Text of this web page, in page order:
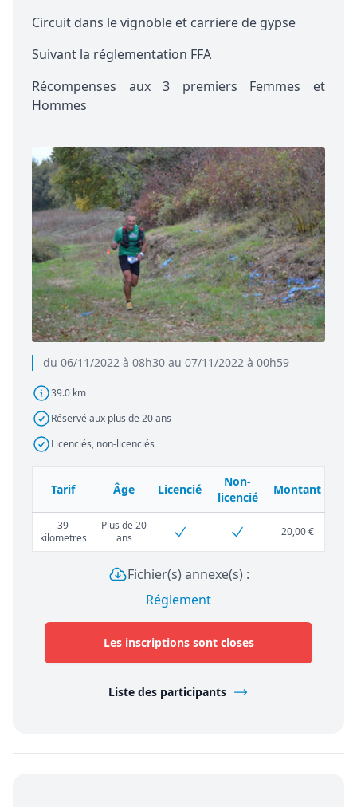
du 06/11/2022 à 08h30 au 07/11/2022 à 00h59
39.0 km
Réservé aux plus de 20 ans
Licenciés, non-licenciés
Circuit dans le vignoble et carriere de gypse
Suivant la réglementation FFA
Récompenses aux 3 premiers Femmes et
Hommes
Tarif Âge Licencié
Non-
licencié
Montant
39
kilometres
Plus de 20
ans
20,00 €
Fichier(s) annexe(s) :
Réglement
Les inscriptions sont closes
Liste des participants